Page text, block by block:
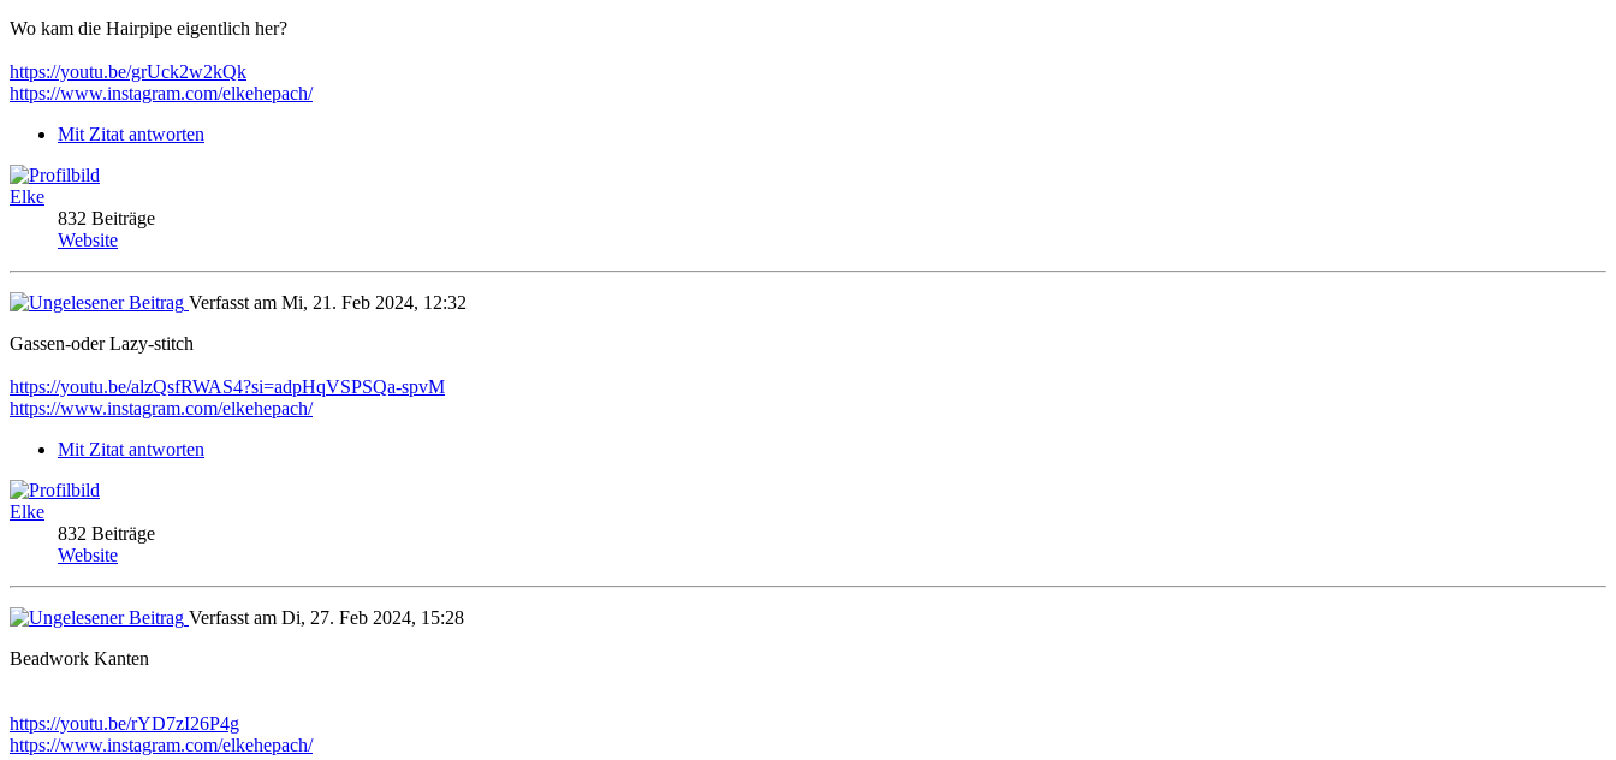
Wo kam die Hairpipe eigentlich her?
https://youtu.be/grUck2w2kQk
https://www.instagram.com/elkehepach/
Mit Zitat antworten
Elke
832 Beiträge
Website
Verfasst am Mi, 21. Feb 2024, 12:32
Gassen-oder Lazy-stitch
https://youtu.be/alzQsfRWAS4?si=adpHqVSPSQa-spvM
https://www.instagram.com/elkehepach/
Mit Zitat antworten
Elke
832 Beiträge
Website
Verfasst am Di, 27. Feb 2024, 15:28
Beadwork Kanten
https://youtu.be/rYD7zI26P4g
https://www.instagram.com/elkehepach/